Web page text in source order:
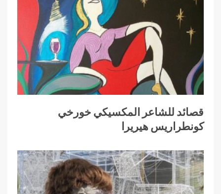
قصائد للشاعر المكسيكي خورخي
كونطراريس هيريرا